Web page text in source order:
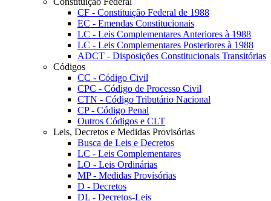
CF - Constituição Federal de 1988
EC - Emendas Constitucionais
LC - Leis Complementares Anteriores à 1988
LC - Leis Complementares Posteriores à 1988
ADCT - Disposições Constitucionais Transitórias
Códigos
CC - Código Civil
CPC - Código de Processo Civil
CTN - Código Tributário Nacional
CP - Código Penal
Outros Códigos e CLT
Leis, Decretos e Medidas Provisórias
Busca de Leis e Decretos
LC - Leis Complementares
LO - Leis Ordinárias
MP - Medidas Provisórias
D - Decretos
DL - Decretos-Leis